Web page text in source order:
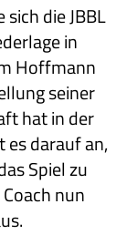
die JBBL
in
Hoffmann
seiner
hat in der
darauf an,
Spiel zu
nun